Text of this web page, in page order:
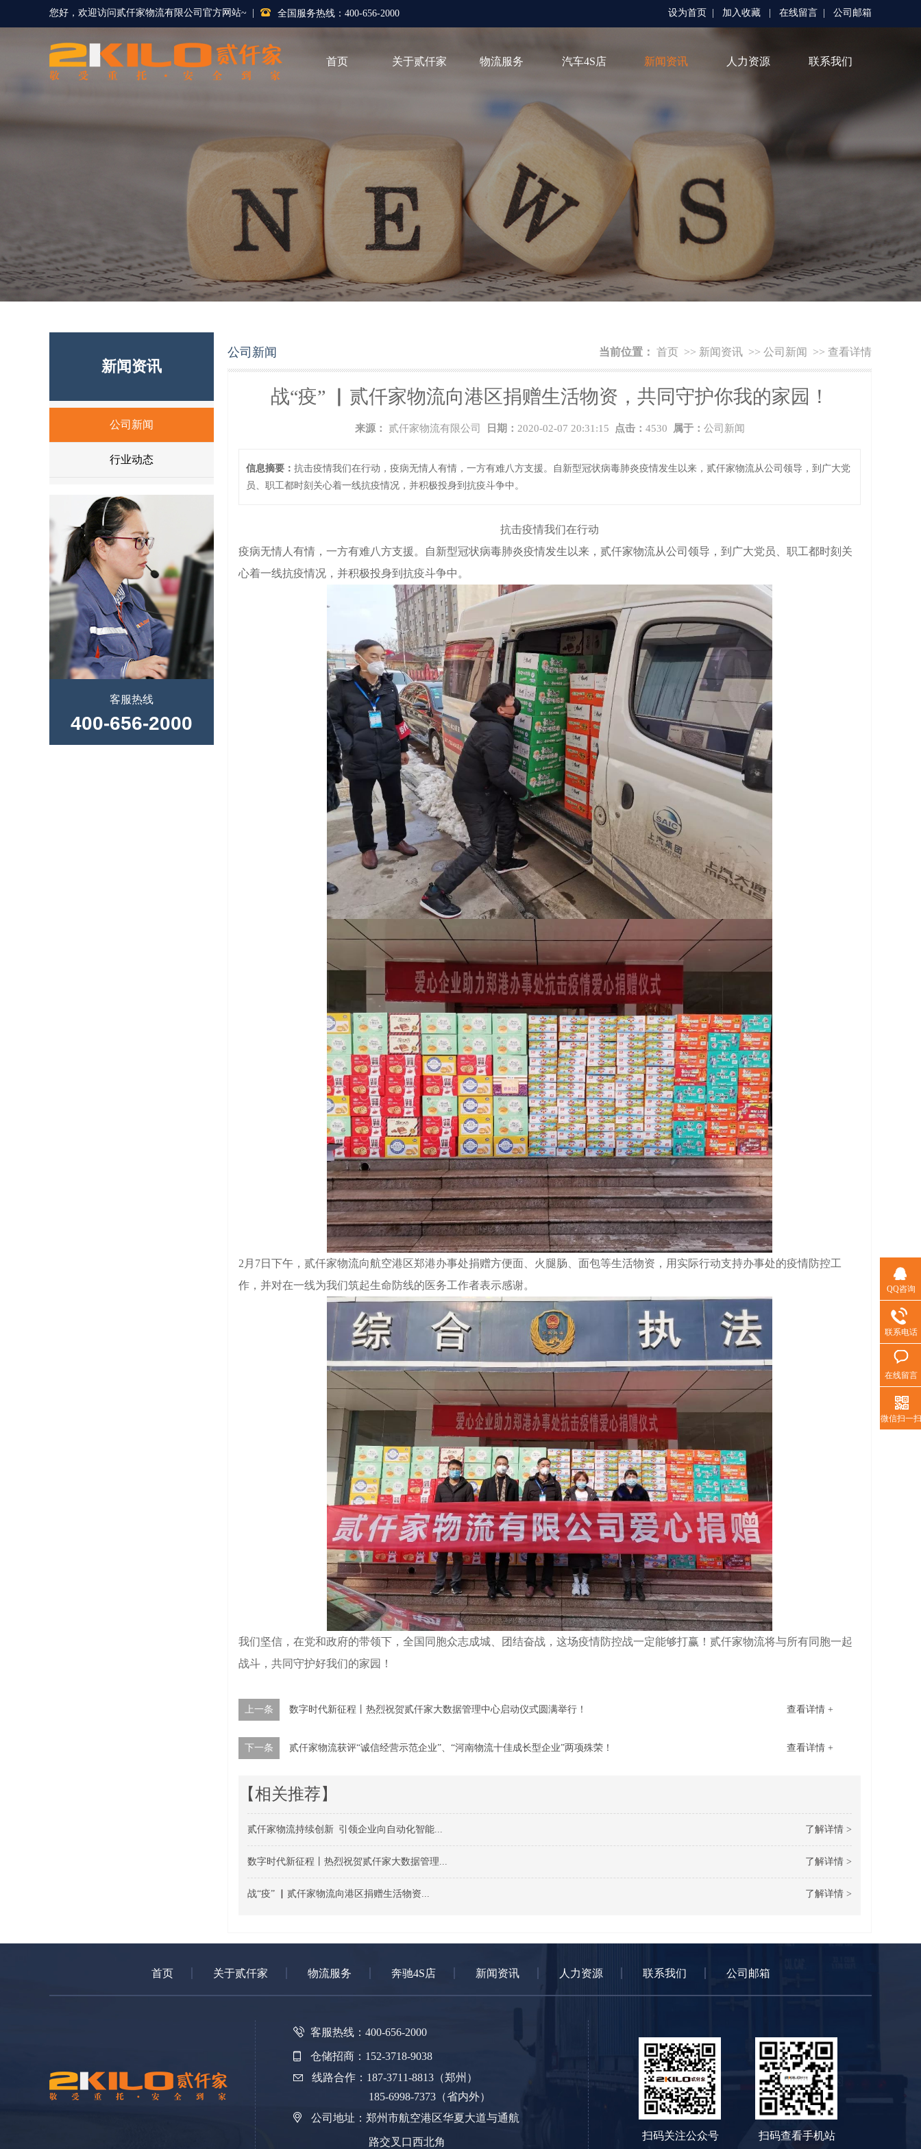
您好，欢迎访问贰仟家物流有限公司 官方网站~ | 全国服务热线：400-656-2000 设为首页 加入收藏 在线留言 公司邮箱
首页 关于贰仟家 物流服务 汽车4S店 新闻资讯 人力资源 联系我们
新闻资讯
公司新闻
行业动态
客服热线
400-656-2000
当前位置： 首页 >> 新闻资讯 >> 公司新闻 >> 查看详情
公司新闻
战“疫” ▏贰仟家物流向港区捐赠生活物资，共同守护你我的家园！
来源： 贰仟家物流有限公司 日期： 2020-02-07 20:31:15 点击： 4530 属于： 公司新闻
信息摘要： 抗击疫情我们在行动，疫病无情人有情，一方有难八方支援。自新型冠状病毒肺炎疫情发生以来，贰仟家物流从公司领导，到广大党
员、职工都时刻关心着一线抗疫情况，并积极投身到抗疫斗争中。
抗击疫情我们在行动
疫病无情人有情，一方有难八方支援。自新型冠状病毒肺炎疫情发生以来，贰仟家物流从公司领导，到广大党员、职工都时刻关
心着一线抗疫情况，并积极投身到抗疫斗争中。
2月7日下午，贰仟家物流向航空港区郑港办事处捐赠方便面、火腿肠、面包等生活物资，用实际行动支持办事处的疫情防控工
作，并对在一线为我们筑起生命防线的医务工作者表示感谢。
我们坚信，在党和政府的带领下，全国同胞众志成城、团结奋战，这场疫情防控战一定能够打赢！贰仟家物流将与所有同胞一起
战斗，共同守护好我们的家园！
查看详情 +
上一条 数字时代新征程丨热烈祝贺贰仟家大数据管理中心启动仪式圆满举行！
查看详情 +
下一条 贰仟家物流获评“诚信经营示范企业”、“河南物流十佳成长型企业”两项殊荣！
【相关推荐】
了解详情 >
贰仟家物流持续创新 引领企业向自动化智能...
了解详情 >
数字时代新征程丨热烈祝贺贰仟家大数据管理...
了解详情 >
战“疫” ▏贰仟家物流向港区捐赠生活物资...
首页 关于贰仟家 物流服务 奔驰4S店 新闻资讯 人力资源 联系我们 公司邮箱
客服热线：400-656-2000
仓储招商：152-3718-9038
线路合作：187-3711-8813（郑州）
185-6998-7373（省内外）
公司地址：郑州市航空港区华夏大道与通航
路交叉口西北角
扫码关注公众号 扫码查看手机站
QQ咨询
联系电话
在线留言
微信扫一扫